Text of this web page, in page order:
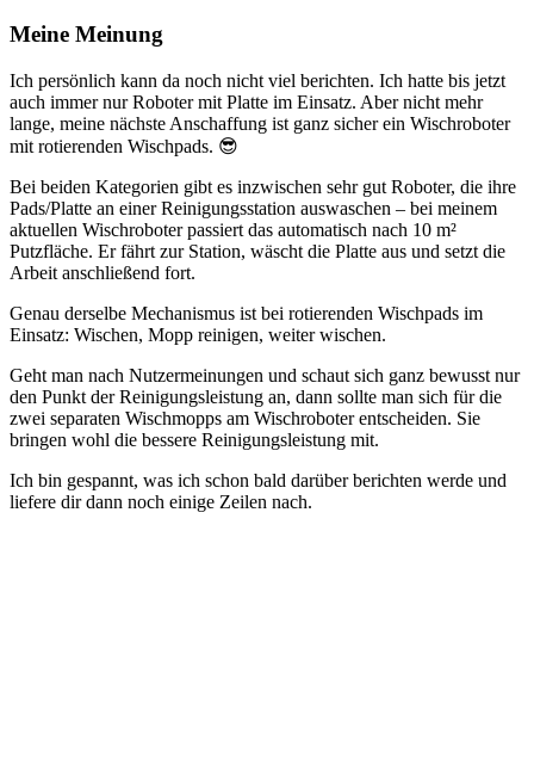
Meine Meinung
Ich persönlich kann da noch nicht viel berichten. Ich hatte bis jetzt
auch immer nur Roboter mit Platte im Einsatz. Aber nicht mehr
lange, meine nächste Anschaffung ist ganz sicher ein Wischroboter
mit rotierenden Wischpads. 😎
Bei beiden Kategorien gibt es inzwischen sehr gut Roboter, die ihre
Pads/Platte an einer Reinigungsstation auswaschen – bei meinem
aktuellen Wischroboter passiert das automatisch nach 10 m²
Putzfläche. Er fährt zur Station, wäscht die Platte aus und setzt die
Arbeit anschließend fort.
Genau derselbe Mechanismus ist bei rotierenden Wischpads im
Einsatz: Wischen, Mopp reinigen, weiter wischen.
Geht man nach Nutzermeinungen und schaut sich ganz bewusst nur
den Punkt der Reinigungsleistung an, dann sollte man sich für die
zwei separaten Wischmopps am Wischroboter entscheiden. Sie
bringen wohl die bessere Reinigungsleistung mit.
Ich bin gespannt, was ich schon bald darüber berichten werde und
liefere dir dann noch einige Zeilen nach.